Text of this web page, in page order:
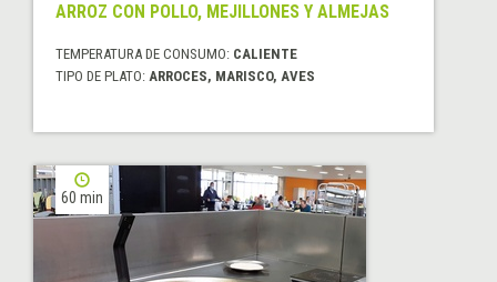
ARROZ CON POLLO, MEJILLONES Y ALMEJAS
TEMPERATURA DE CONSUMO: CALIENTE
TIPO DE PLATO: ARROCES, MARISCO, AVES
60 min